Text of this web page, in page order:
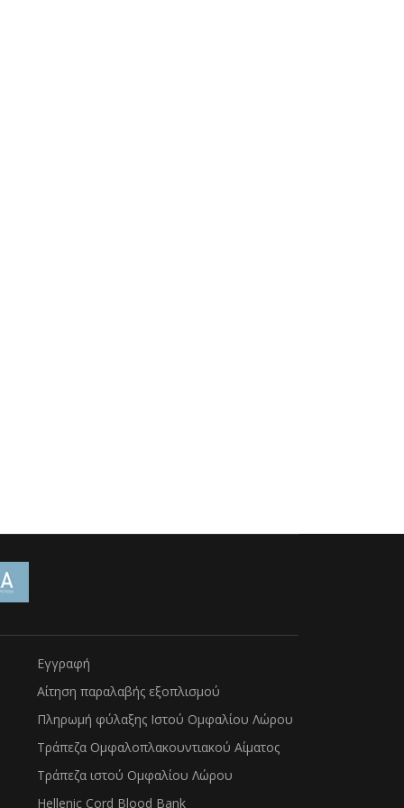
Εγγραφή
Αίτηση παραλαβής εξοπλισμού
Πληρωμή φύλαξης Ιστού Ομφαλίου Λώρου
Τράπεζα Ομφαλοπλακουντιακού Αίματος
Τράπεζα ιστού Ομφαλίου Λώρου
Hellenic Cord Blood Bank